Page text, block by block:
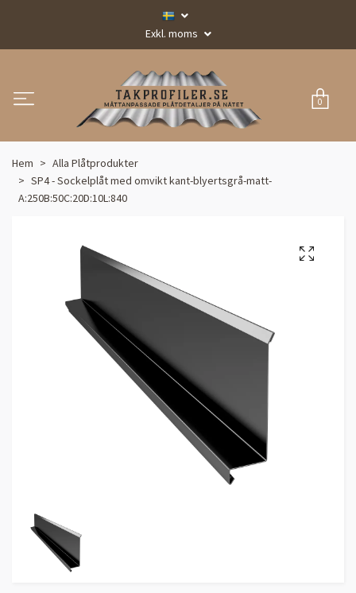
Exkl. moms
0
Hem
Alla Plåtprodukter
SP4 - Sockelplåt med omvikt kant-blyertsgrå-matt-
A:250B:50C:20D:10L:840